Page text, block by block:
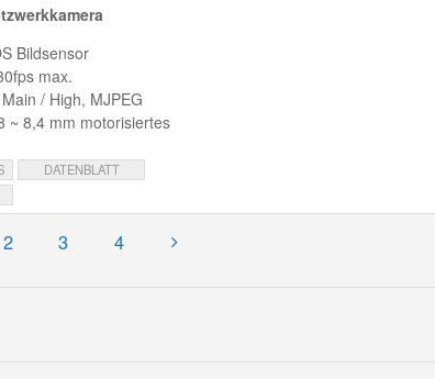
Bildsensor
max.
/ High, MJPEG
~ 8,4 mm motorisiertes
DATENBLATT
2 3 4